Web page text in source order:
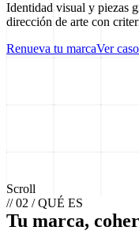
Identidad visual y piezas
dirección de arte con
Renueva tu marcaVer
Scroll
// 02 / QUÉ ES
Tu marca,